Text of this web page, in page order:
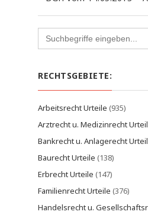
Search
for:
RECHTSGEBIETE:
Arbeitsrecht Urteile (935)
Arztrecht u. Medizinrecht
Bankrecht u. Anlagerecht
Baurecht Urteile (138)
Erbrecht Urteile (147)
Familienrecht Urteile (376)
Handelsrecht u.